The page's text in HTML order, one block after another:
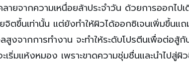
ายจากความเหนื่อยล้าประจำวัน ด้วยการออกไป
จิตขึ้นเท่านั้น แต่ยังทำให้ผิวได้ออกซิเจนเพิ่มขึ้น
งจากการทำงาน จะทำให้ระดับโปรตีนเพื่อต่อสู้กั
ริ่มแห้งหมอง เพราะขาดความชุ่มชื่นและนำไปสู่ผิ